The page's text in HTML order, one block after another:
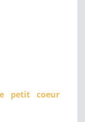
petit coeur